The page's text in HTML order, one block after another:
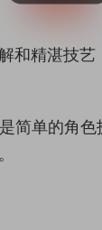
和精湛技
单的角